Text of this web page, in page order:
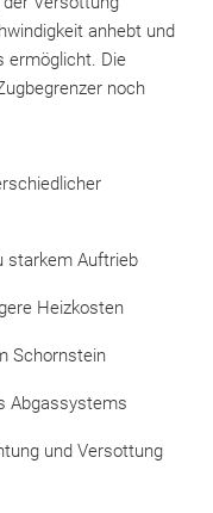
anhebt und
ermöglicht. Die
noch
starkem Auftrieb
Heizkosten
Schornstein
Abgassystems
und Versottung